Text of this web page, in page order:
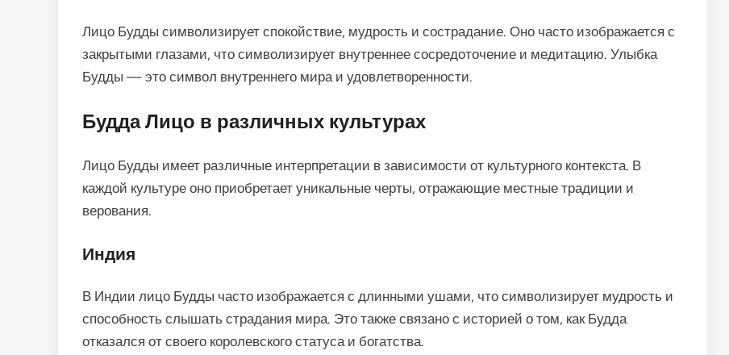
Лицо Будды символизирует спокойствие, мудрость и сострадание. Оно часто изображается с
закрытыми глазами, что символизирует внутреннее сосредоточение и медитацию. Улыбка
Будды — это символ внутреннего мира и удовлетворенности.
Будда Лицо в различных культурах
Лицо Будды имеет различные интерпретации в зависимости от культурного контекста. В
каждой культуре оно приобретает уникальные черты, отражающие местные традиции и
верования.
Индия
В Индии лицо Будды часто изображается с длинными ушами, что символизирует мудрость и
способность слышать страдания мира. Это также связано с историей о том, как Будда
отказался от своего королевского статуса и богатства.